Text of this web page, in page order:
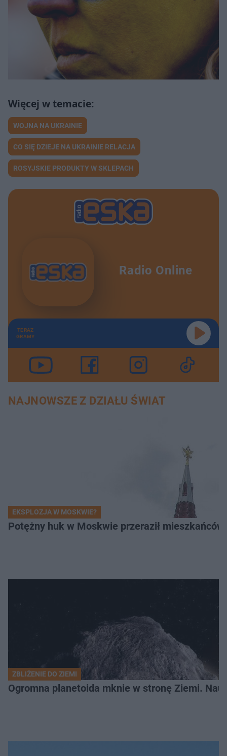
WOJNA NA UKRAINIE
CO SIĘ DZIEJE NA UKRAINIE RELACJA
ROSYJSKIE PRODUKTY W SKLEPACH
Radio Online
TERAZ
GRAMY
NAJNOWSZE Z DZIAŁU ŚWIAT
EKSPLOZJA W MOSKWIE?
Potężny huk w Moskwie przeraził
ZBLIŻENIE DO ZIEMI
Ogromna planetoida mknie w stronę Ziemi.